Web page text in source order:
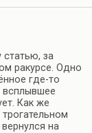
статью, за
ракурсе. Одно
где-то
всплывшее
Как же
на